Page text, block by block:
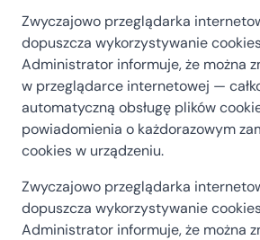
Zwyczajowo przeglądarka
dopuszcza wykorzystywanie
Administrator informuje, że można
w przeglądarce internetowej —
automatyczną obsługę plików
powiadomienia o każdorazowym
cookies w urządzeniu.
Zwyczajowo przeglądarka
dopuszcza wykorzystywanie
Administrator informuje, że można